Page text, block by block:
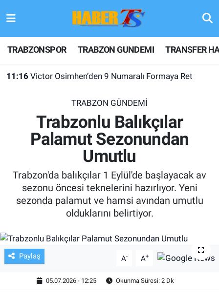
TRABZONSPOR TRABZON GUNDEMI TRANSFER
11:16 Victor Osimhen’den 9 Numaralı Formaya Ret
TRABZON GÜNDEMİ
Trabzonlu Balıkçılar
Palamut Sezonundan
Umutlu
Trabzon'da balıkçılar 1 Eylül'de başlayacak av
sezonu öncesi teknelerini hazırlıyor. Yeni
sezonda palamut ve hamsi avından umutlu
olduklarını belirtiyor.
Paylaş A- A+
05.07.2026 - 12:25 Okunma Süresi: 2 Dk
TRABZONSPOR
TRABZON GUNDEMI
KULİS MEYDANI
1461 TRABZON
FUTBOL
ALT LIGLER
TV VE SİNEMA
BASKETBOL
SAĞLIK
Hava Durumu
Trafik Durumu
Son Dakika Haberleri